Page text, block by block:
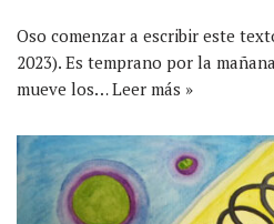
Oso comenzar a escribir este
2023). Es temprano por la
mueve los…Leer más »